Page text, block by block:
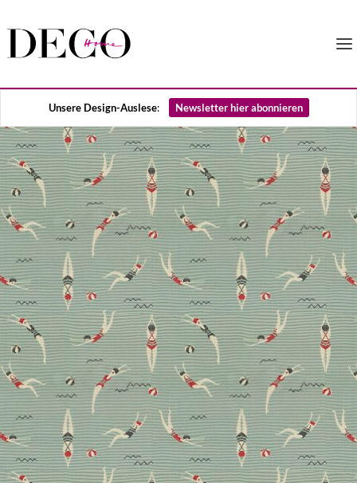
Unsere Design-Auslese: Newsletter hier abonnieren